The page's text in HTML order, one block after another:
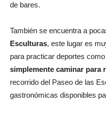
de bares.
También se encuentra a
Esculturas, este lugar es
para practicar deportes como
simplemente caminar para
recorrido del Paseo de las
gastronómicas disponibles